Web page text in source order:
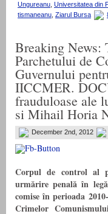
Ungureanu, Universitatea din
tismaneanu Ziarul Bursa
Breaking News:
Parchetului de
Guvernului
IICCMER.
frauduloase ale
si Mihail Horia
December 2nd, 2012
Corpul de control al
urmărire penală în
comise în perioada
Crimelor